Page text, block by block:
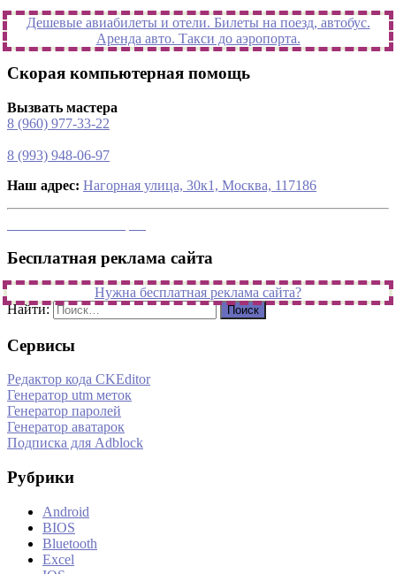
Дешевые авиабилеты и отели. Билеты на поезд, автобус.
Аренда авто. Такси до аэропорта.
Скорая компьютерная помощь
Вызвать мастера
8 (960) 977-33-22
8 (993) 948-06-97
Наш адрес: Нагорная улица, 30к1, Москва, 117186
Бесплатная реклама сайта
Нужна бесплатная реклама сайта?
Найти:
Сервисы
Редактор кода CKEditor
Генератор utm меток
Генератор паролей
Генератор аватарок
Подписка для Adblock
Рубрики
Android
BIOS
Bluetooth
Excel